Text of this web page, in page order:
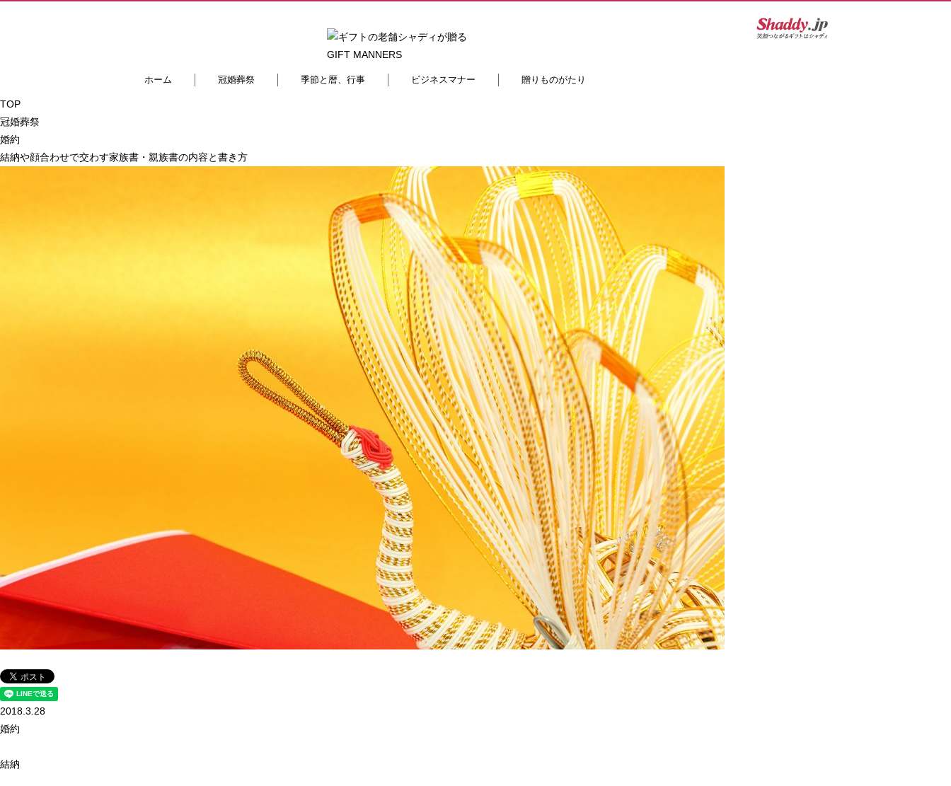
ホーム 冠婚葬祭 季節と暦、行事 ビジネスマナー 贈りものがたり
TOP
冠婚葬祭
婚約
結納や顔合わせで交わす家族書・親族書の内容と書き方
2018.3.28
婚約
結納